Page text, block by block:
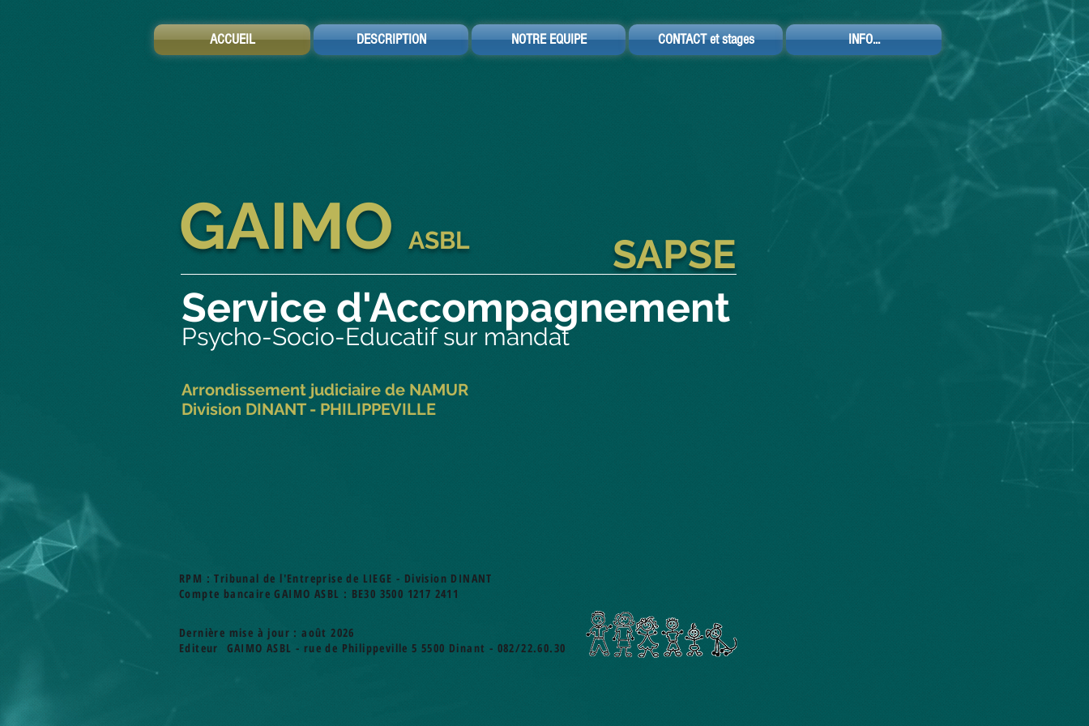
ACCUEIL DESCRIPTION NOTRE EQUIPE CONTACT et stages INFO...
SAPSE
GAIMO ASBL
Service d'Accompagnement
Psycho-Socio-Educatif sur mandat
Arrondissement judiciaire de NAMUR
Division DINANT - PHILIPPEVILLE
RPM : Tribunal de l'Entreprise de LIEGE - Division DINANT
Compte bancaire GAIMO ASBL : BE30 3500 1217 2411
Dernière mise à jour : août 2026
Editeur GAIMO ASBL - rue de Philippeville 5 5500 Dinant - 082/22.60.30